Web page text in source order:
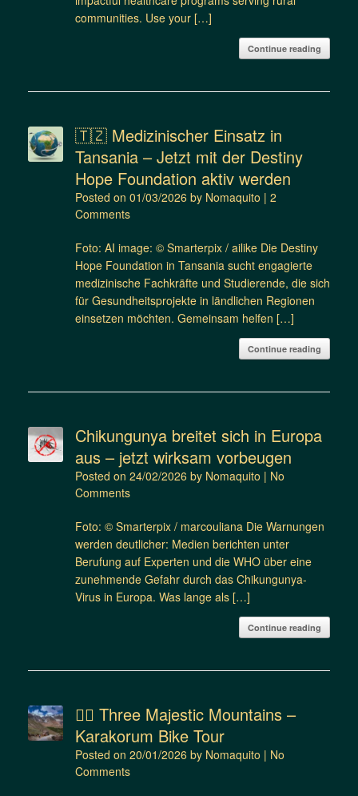
communities. Use your […]
Continue reading
🇹🇿 Medizinischer Einsatz in
Tansania – Jetzt mit der Destiny
Hope Foundation aktiv werden
Posted on 01/03/2026 by Nomaquito | 2
Comments
Foto: AI image: © Smarterpix / ailike Die Destiny
Hope Foundation in Tansania sucht engagierte
medizinische Fachkräfte und Studierende, die sich
für Gesundheitsprojekte in ländlichen Regionen
einsetzen möchten. Gemeinsam helfen […]
Continue reading
Chikungunya breitet sich in Europa
aus – jetzt wirksam vorbeugen
Posted on 24/02/2026 by Nomaquito | No
Comments
Foto: © Smarterpix / marcouliana Die Warnungen
werden deutlicher: Medien berichten unter
Berufung auf Experten und die WHO über eine
zunehmende Gefahr durch das Chikungunya-
Virus in Europa. Was lange als […]
Continue reading
🚴‍♂️ Three Majestic Mountains –
Karakorum Bike Tour
Posted on 20/01/2026 by Nomaquito | No
Comments